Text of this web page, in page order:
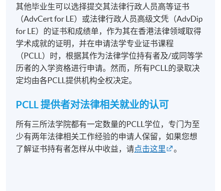
** 对於三年和法律有关工作经验证明材料的细节要求，
请点击这里
其他毕业生可以选择提交其法律行政人员高等证书
（AdvCert for LE）或法律行政人员高级文凭（AdvDip
for LE）的证书和成绩单，作为其在香港法律领域取得
学术成就的证明，并在申请法学专业证书课程
（PCLL）时，根据其作为法律学位持有者及/或同等学
历者的入学资格进行申请。然而，所有PCLL的录取决
定均由各PCLL提供机构全权决定。
PCLL 提供者对法律相关就业的认可
所有三所法学院都有一定数量的PCLL学位，专门为至
少有两年法律相关工作经验的申请人保留，如果您想
了解证书持有者怎样从中收益，请点击这里 。